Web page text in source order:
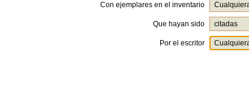
Con ejemplares en el inventario
Que hayan sido
Por el escritor